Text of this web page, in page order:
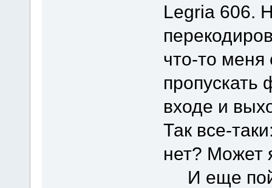
Legria 606.
что-то
пропускать
входе и
Так все-
нет? Может
И еще